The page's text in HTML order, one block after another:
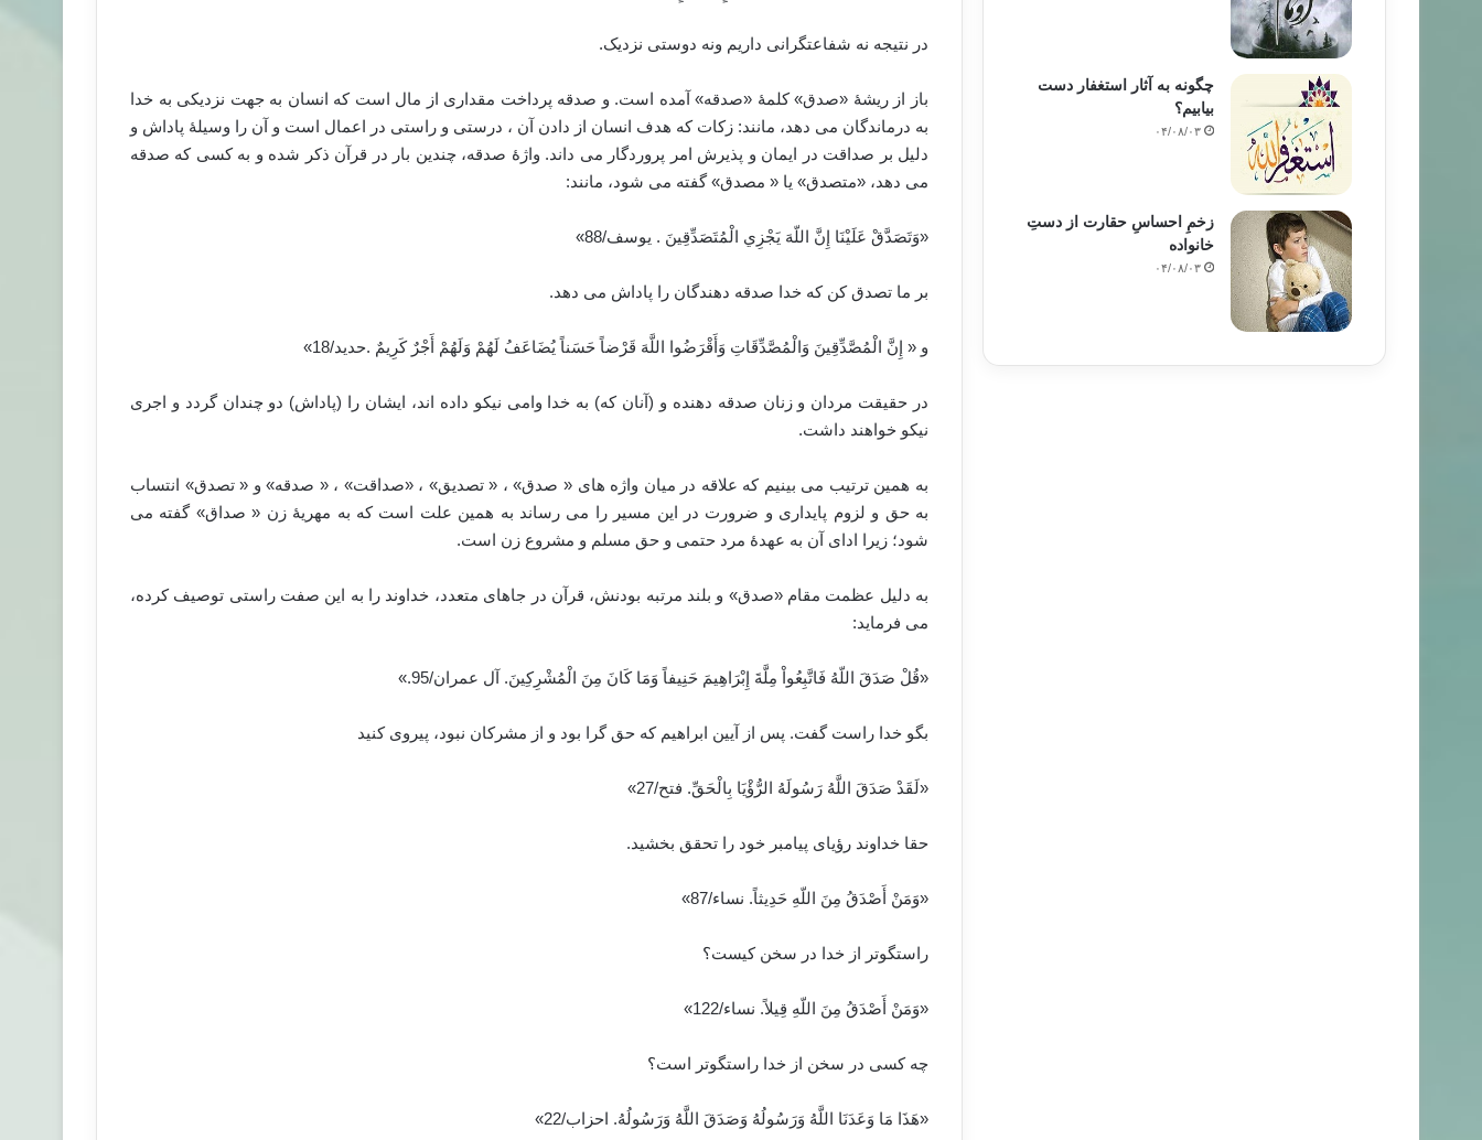
در نتیجه نه شفاعتگرانی داریم ونه دوستی نزدیک.
باز از ریشۀ «صدق» کلمۀ «صدقه» آمده است. و صدقه پرداخت مقداری از مال است که انسان به جهت نزدیکی به خدا
به درماندگان می دهد، مانند: زکات که هدف انسان از دادن آن ، درستی و راستی در اعمال است و آن را وسیلۀ پاداش و
دلیل بر صداقت در ایمان و پذیرش امر پروردگار می داند. واژۀ صدقه، چندین بار در قرآن ذکر شده و به کسی که صدقه
می دهد، «متصدق» یا « مصدق» گفته می شود، مانند:
«وَتَصَدَّقْ عَلَيْنَا إِنَّ اللّهَ يَجْزِي الْمُتَصَدِّقِينَ ‏. یوسف/88»
بر ما تصدق کن که خدا صدقه دهندگان را پاداش می دهد.
و « إِنَّ الْمُصَّدِّقِينَ وَالْمُصَّدِّقَاتِ وَأَقْرَضُوا اللَّهَ قَرْضاً حَسَناً يُضَاعَفُ لَهُمْ وَلَهُمْ أَجْرٌ كَرِيمٌ ‏.حدید/18»
در حقیقت مردان و زنان صدقه دهنده و (آنان که) به خدا وامی نیکو داده اند، ایشان را (پاداش) دو چندان گردد و اجری
نیکو خواهند داشت.
به همین ترتیب می بینیم که علاقه در میان واژه های « صدق» ، « تصدیق» ، «صداقت» ، « صدقه» و « تصدق» انتساب
به حق و لزوم پایداری و ضرورت در این مسیر را می رساند به همین علت است که به مهریۀ زن « صداق» گفته می
شود؛ زیرا ادای آن به عهدۀ مرد حتمی و حق مسلم و مشروع زن است.
به دلیل عظمت مقام «صدق» و بلند مرتبه بودنش، قرآن در جاهای متعدد، خداوند را به این صفت راستی توصیف کرده،
می فرماید:
«قُلْ صَدَقَ اللّهُ فَاتَّبِعُواْ مِلَّةَ إِبْرَاهِيمَ حَنِيفاً وَمَا كَانَ مِنَ الْمُشْرِكِينَ. آل عمران/95.»
بگو خدا راست گفت. پس از آیین ابراهیم که حق گرا بود و از مشرکان نبود، پیروی کنید
«لَقَدْ صَدَقَ اللَّهُ رَسُولَهُ الرُّؤْيَا بِالْحَقِّ. فتح/27»
حقا خداوند رؤیای پیامبر خود را تحقق بخشید.
«وَمَنْ أَصْدَقُ مِنَ اللّهِ حَدِيثاً. نساء/87»
راستگوتر از خدا در سخن کیست؟
«وَمَنْ أَصْدَقُ مِنَ اللّهِ قِيلاً. نساء/122»
چه کسی در سخن از خدا راستگوتر است؟
«هَذَا مَا وَعَدَنَا اللَّهُ وَرَسُولُهُ وَصَدَقَ اللَّهُ وَرَسُولُهُ. احزاب/22»
چگونه به آثار استغفار دست
بیابیم؟
۰۴/۰۸/۰۳
زخمِ احساسِ حقارت از دستِ
خانواده
۰۴/۰۸/۰۳